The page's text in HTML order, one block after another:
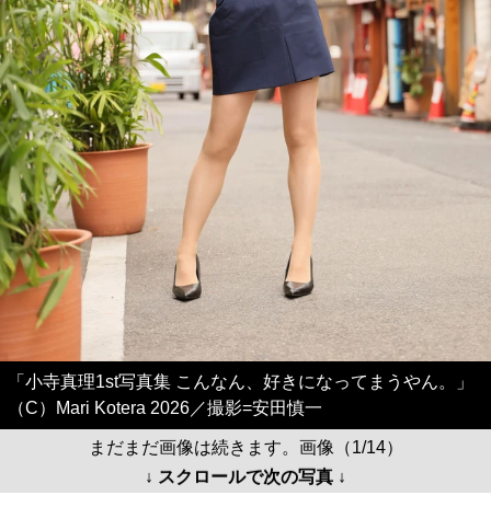
「小寺真理1st写真集 こんなん、好きになってまうやん。」
（C）Mari Kotera 2026／撮影=安田慎一
まだまだ画像は続きます。画像（1/14）
↓ スクロールで次の写真 ↓